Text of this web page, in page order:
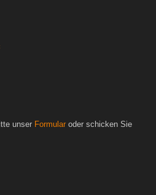
unser Formular oder schicken Sie